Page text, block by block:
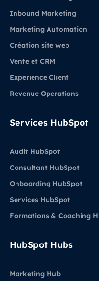
Inbound Marketing
Marketing Automation
Création site web
Vente et CRM
Experience Client
Revenue Operations
Services HubSpot
Audit HubSpot
Consultant HubSpot
Onboarding HubSpot
Services HubSpot
Formations & Coaching
HubSpot Hubs
Marketing Hub